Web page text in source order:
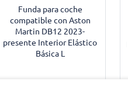
Funda para coche
compatible con Aston
Martin DB12 2023-
presente Interior Elástico
Básica L